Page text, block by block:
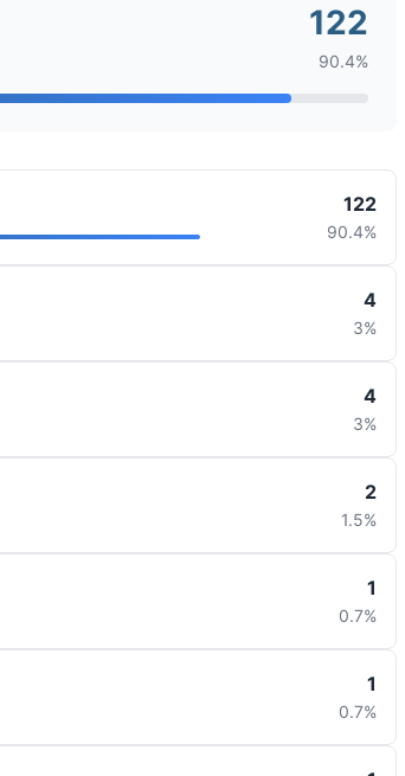
122
90.4%
122
90.4%
4
3%
4
3%
2
1.5%
1
0.7%
1
0.7%